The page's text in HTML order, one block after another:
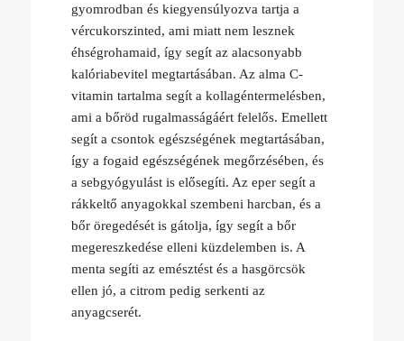
gyomrodban és kiegyensúlyozva tartja a
vércukorszinted, ami miatt nem lesznek
éhségrohamaid, így segít az alacsonyabb
kalóriabevitel megtartásában. Az alma C-
vitamin tartalma segít a kollagéntermelésben,
ami a bőröd rugalmasságáért felelős. Emellett
segít a csontok egészségének megtartásában,
így a fogaid egészségének megőrzésében, és
a sebgyógyulást is elősegíti. Az eper segít a
rákkeltő anyagokkal szembeni harcban, és a
bőr öregedését is gátolja, így segít a bőr
megereszkedése elleni küzdelemben is. A
menta segíti az emésztést és a hasgörcsök
ellen jó, a citrom pedig serkenti az
anyagcserét.